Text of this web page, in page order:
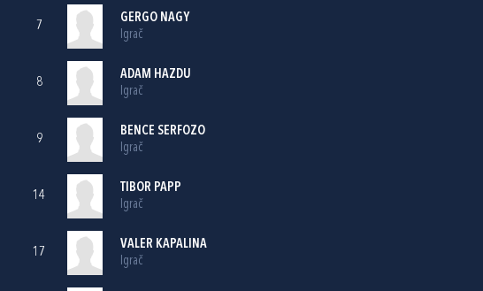
7
GERGO NAGY
Igrač
8
ADAM HAZDU
Igrač
9
BENCE SERFOZO
Igrač
14
TIBOR PAPP
Igrač
17
VALER KAPALINA
Igrač